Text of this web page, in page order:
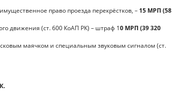
право проезда перекрёстков, – 15 МРП (58
движения (ст. 600 КоАП РК) – штраф 10 МРП (39 320
маячком и специальным звуковым сигналом (ст.